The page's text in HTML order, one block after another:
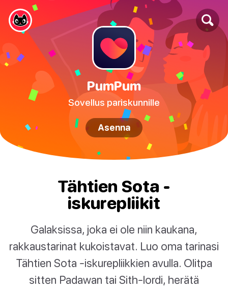
PumPum
Sovellus pariskunnille
Asenna
Tähtien Sota -
iskurepliikit
Galaksissa, joka ei ole niin kaukana,
rakkaustarinat kukoistavat. Luo oma tarinasi
Tähtien Sota -iskurepliikkien avulla. Olitpa
sitten Padawan tai Sith-lordi, herätä